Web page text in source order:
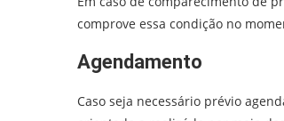
comprove essa condição no
Agendamento
Caso seja necessário prévio